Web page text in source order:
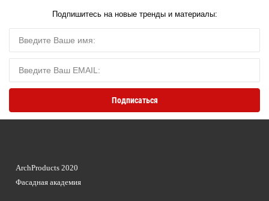
Подпишитесь на новые тренды и материалы:
ArchProducts 2020
Фасадная академия